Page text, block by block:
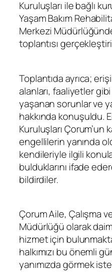
Kuruluşları ile bağlı
Yaşam Bakım
Merkezi
toplantısı
Toplantıda ayrıca;
alanları, faaliyetler
yaşanan sorunlar ve
hakkında konuşuldu.
Kuruluşları Çorum’un
engellilerin yanında
kendileriyle ilgili
bulduklarını ifade
bildirdiler.
Çorum Aile, Çalışma
Müdürlüğü olarak
hizmet için
halkımızı bu önemli
yanımızda görmek